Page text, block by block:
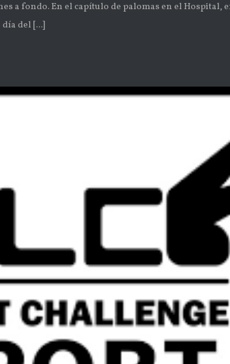
a fondo. En el capítulo de palomas en el Hospital,
del [...]